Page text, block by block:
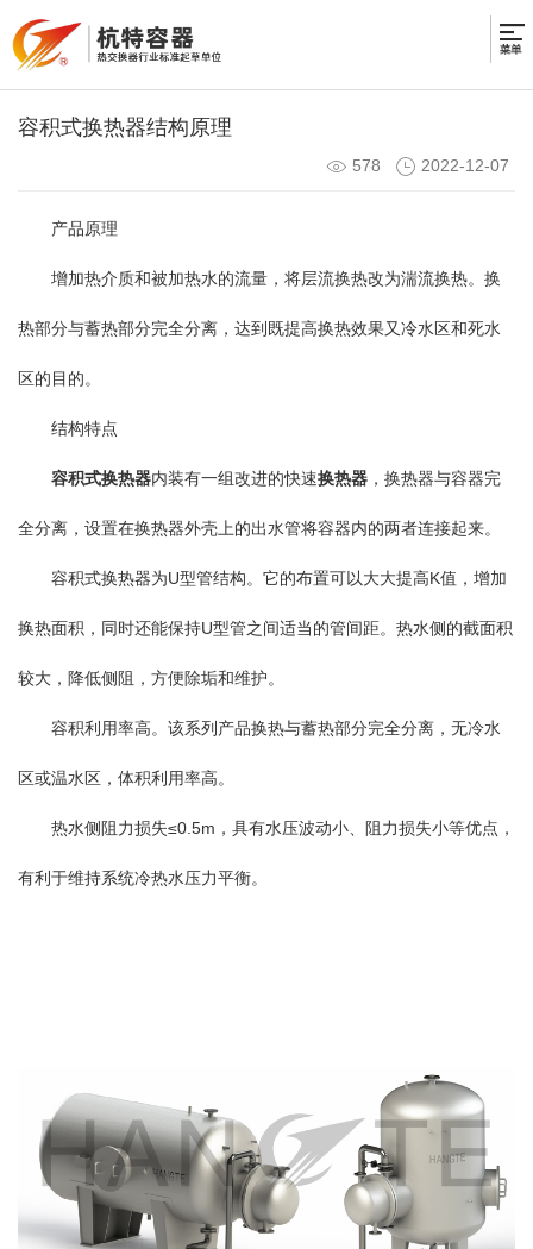
容积式换热器结构原理
578 2022-12-07
产品原理
增加热介质和被加热水的流量，将层流换热改为湍流换热。换
热部分与蓄热部分完全分离，达到既提高换热效果又冷水区和死水
区的目的。
结构特点
容积式换热器内装有一组改进的快速换热器 ，换热器与容器完
全分离，设置在换热器外壳上的出水管将容器内的两者连接起来。
容积式换热器为U型管结构。它的布置可以大大提高K值，增加
换热面积，同时还能保持U型管之间适当的管间距。热水侧的截面积
较大，降低侧阻，方便除垢和维护。
容积利用率高。该系列产品换热与蓄热部分完全分离，无冷水
区或温水区，体积利用率高。
热水侧阻力损失≤0.5m，具有水压波动小、阻力损失小等优点，
有利于维持系统冷热水压力平衡。